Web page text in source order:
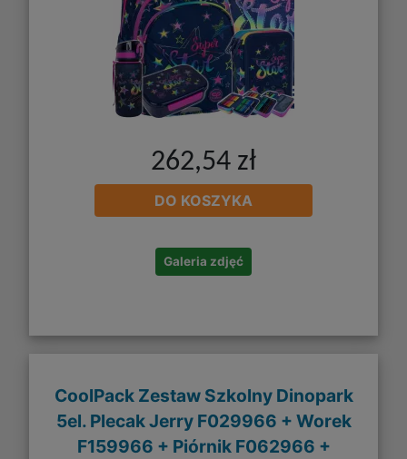
262,54 zł
DO KOSZYKA
Galeria zdjęć
CoolPack Zestaw Szkolny Dinopark
5el. Plecak Jerry F029966 + Worek
F159966 + Piórnik F062966 +